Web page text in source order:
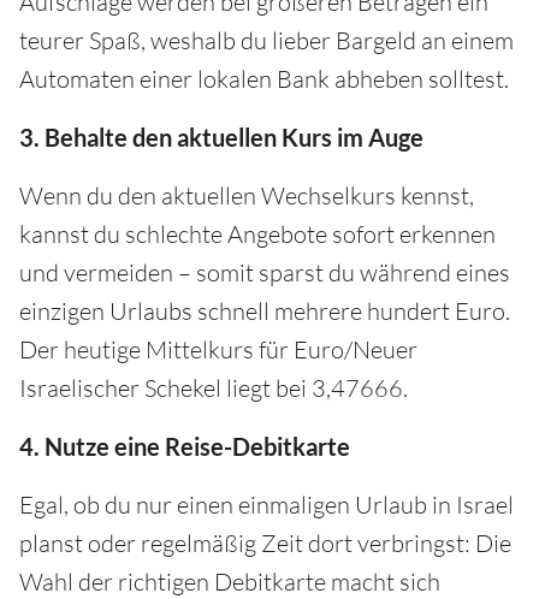
teurer Spaß, weshalb du lieber Bargeld an einem
Automaten einer lokalen Bank abheben solltest.
3. Behalte den aktuellen Kurs im Auge
Wenn du den aktuellen Wechselkurs kennst,
kannst du schlechte Angebote sofort erkennen
und vermeiden – somit sparst du während eines
einzigen Urlaubs schnell mehrere hundert Euro.
Der heutige Mittelkurs für Euro/Neuer
Israelischer Schekel liegt bei 3,47666.
4. Nutze eine Reise-Debitkarte
Egal, ob du nur einen einmaligen Urlaub in Israel
planst oder regelmäßig Zeit dort verbringst: Die
Wahl der richtigen Debitkarte macht sich